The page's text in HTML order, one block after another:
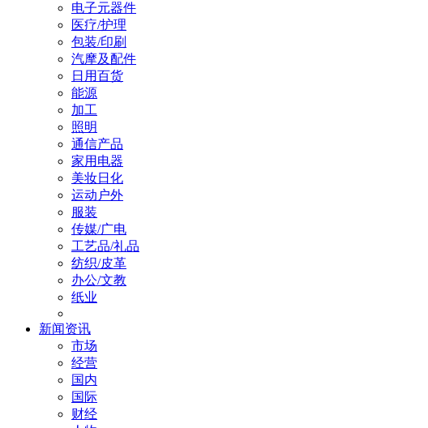
电子元器件
医疗/护理
包装/印刷
汽摩及配件
日用百货
能源
加工
照明
通信产品
家用电器
美妆日化
运动户外
服装
传媒/广电
工艺品/礼品
纺织/皮革
办公/文教
纸业
新闻资讯
市场
经营
国内
国际
财经